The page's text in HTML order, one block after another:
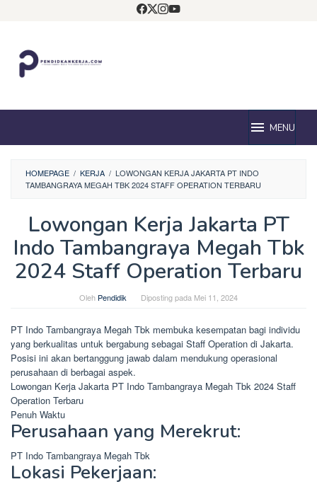
MENU
HOMEPAGE / KERJA / LOWONGAN KERJA JAKARTA PT INDO
TAMBANGRAYA MEGAH TBK 2024 STAFF OPERATION TERBARU
Lowongan Kerja Jakarta PT
Indo Tambangraya Megah Tbk
2024 Staff Operation Terbaru
Oleh Pendidik Diposting pada Mei 11, 2024
PT Indo Tambangraya Megah Tbk membuka kesempatan bagi individu
yang berkualitas untuk bergabung sebagai Staff Operation di Jakarta.
Posisi ini akan bertanggung jawab dalam mendukung operasional
perusahaan di berbagai aspek.
Lowongan Kerja Jakarta PT Indo Tambangraya Megah Tbk 2024 Staff
Operation Terbaru
Penuh Waktu
Perusahaan yang Merekrut:
PT Indo Tambangraya Megah Tbk
Lokasi Pekerjaan: